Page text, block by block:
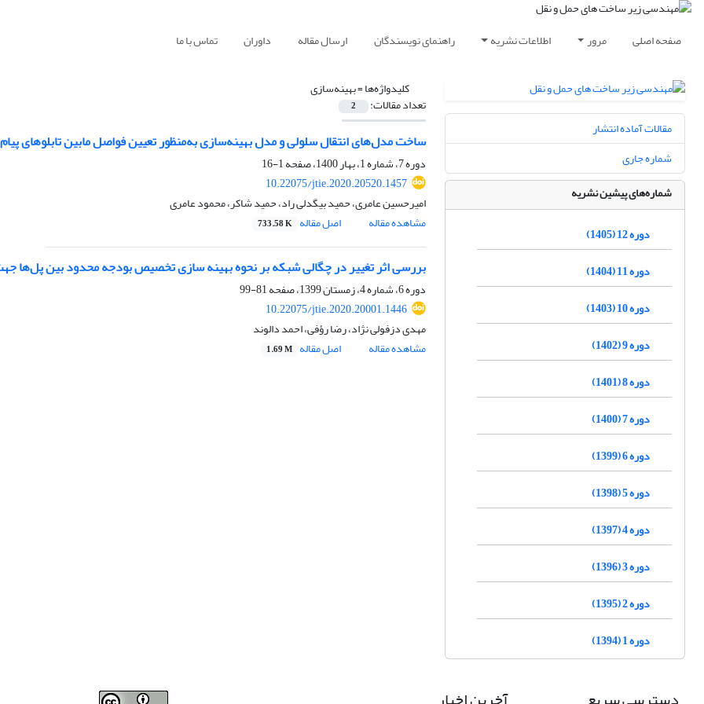
صفحه اصلی مرور اطلاعات نشریه راهنمای نویسندگان ارسال مقاله داوران تماس با ما
کلیدواژه‌ها =بهینه‌سازی
تعداد مقالات: 2
ساخت مدل‌های انتقال سلولی و مدل بهینه‌سازی به‌منظور تعیین فواصل مابین تابلوهای
دوره 7، شماره 1، بهار 1400، صفحه
1-16
10.22075/jtie.2020.20520.1457
امیرحسین عامری، حمید بیگدلی راد، حمید شاکر، محمود عامری
مشاهده مقاله
اصل مقاله 733.58 K
بررسی اثر تغییر در چگالی شبکه بر نحوه بهینه سازی تخصیص بودجه محدود بین پل‌‌ها
دوره 6، شماره 4، زمستان 1399، صفحه
81-99
10.22075/jtie.2020.20001.1446
مهدی دزفولی نژاد، رضا رؤفی، احمد دالوند
مشاهده مقاله
اصل مقاله 1.69 M
مقالات آماده انتشار
شماره جاری
شماره‌های پیشین نشریه
دوره 12 (1405)
دوره 11 (1404)
دوره 10 (1403)
دوره 9 (1402)
دوره 8 (1401)
دوره 7 (1400)
دوره 6 (1399)
دوره 5 (1398)
دوره 4 (1397)
دوره 3 (1396)
دوره 2 (1395)
دوره 1 (1394)